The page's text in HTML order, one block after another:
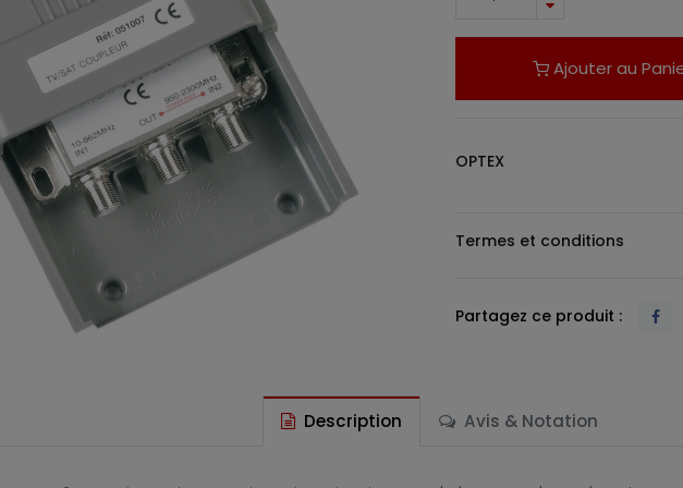
Ajouter au
OPTEX
Termes et conditions
Partagez ce produit :
Description Avis & Notation